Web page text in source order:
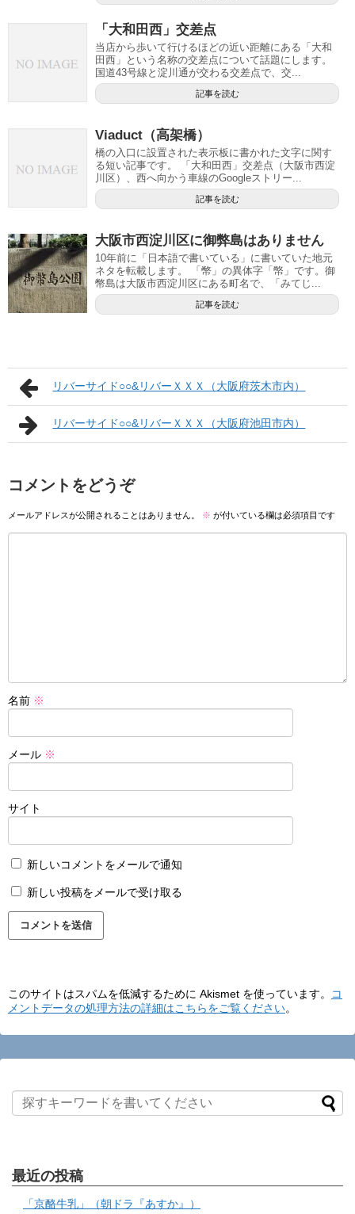
「大和田西」交差点
当店から歩いて行けるほどの近い距離にある「大和
田西」という名称の交差点について話題にします。
国道43号線と淀川通が交わる交差点で、交...
記事を読む
Viaduct（高架橋）
橋の入口に設置された表示板に書かれた文字に関す
る短い記事です。 「大和田西」交差点（大阪市西淀
川区）、西へ向かう車線のGoogleストリー...
記事を読む
大阪市西淀川区に御弊島はありません
10年前に「日本語で書いている」に書いていた地元
ネタを転載します。 「幣」の異体字「幤」です。御
幣島は大阪市西淀川区にある町名で、「みてじ...
記事を読む
リバーサイド○○&リバーＸＸＸ（大阪府茨木市内）
リバーサイド○○&リバーＸＸＸ（大阪府池田市内）
コメントをどうぞ
メールアドレスが公開されることはありません。 ※ が付いている欄は必須項目です
名前 ※
メール ※
サイト
新しいコメントをメールで通知
新しい投稿をメールで受け取る
このサイトはスパムを低減するために Akismet を使っています。
コ
メントデータの処理方法の詳細はこちらをご覧ください。
最近の投稿
「京酪牛乳」（朝ドラ『あすか』）